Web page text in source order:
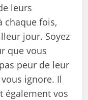
leurs
chaque fois,
jour. Soyez
que vous
peur de leur
ignore. Il
également vos